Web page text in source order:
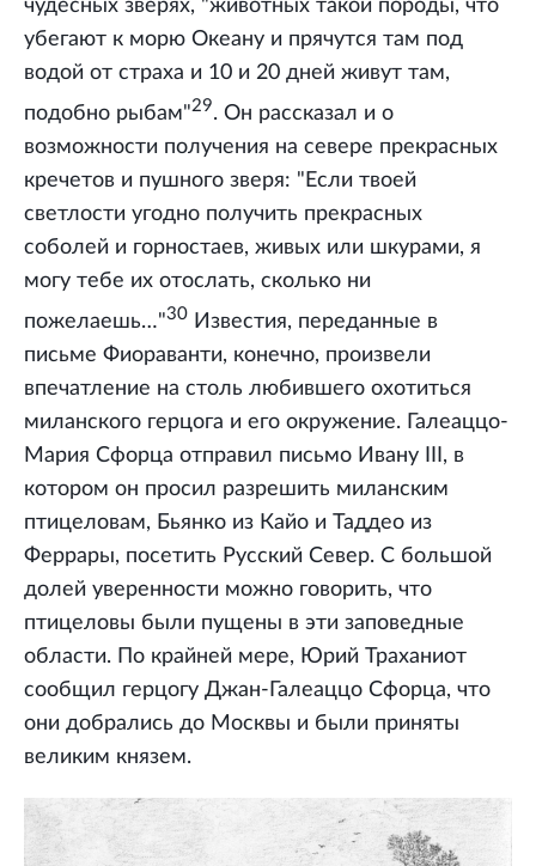
чудесных зверях, "животных такой породы, что
убегают к морю Океану и прячутся там под
водой от страха и 10 и 20 дней живут там,
подобно рыбам"29. Он рассказал и о
возможности получения на севере прекрасных
кречетов и пушного зверя: "Если твоей
светлости угодно получить прекрасных
соболей и горностаев, живых или шкурами, я
могу тебе их отослать, сколько ни
пожелаешь…"30 Известия, переданные в
письме Фиораванти, конечно, произвели
впечатление на столь любившего охотиться
миланского герцога и его окружение. Галеаццо-
Мария Сфорца отправил письмо Ивану III, в
котором он просил разрешить миланским
птицеловам, Бьянко из Кайо и Таддео из
Феррары, посетить Русский Север. С большой
долей уверенности можно говорить, что
птицеловы были пущены в эти заповедные
области. По крайней мере, Юрий Траханиот
сообщил герцогу Джан-Галеаццо Сфорца, что
они добрались до Москвы и были приняты
великим князем.